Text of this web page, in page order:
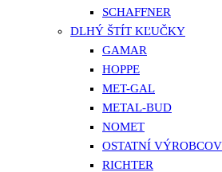
SCHAFFNER
DLHÝ ŠTÍT KĽUČKY
GAMAR
HOPPE
MET-GAL
METAL-BUD
NOMET
OSTATNÍ
RICHTER